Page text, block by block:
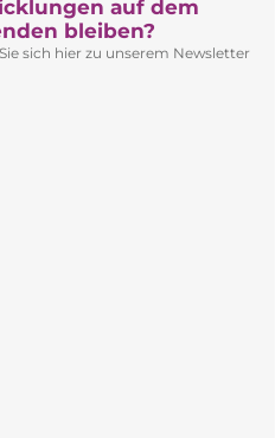
auf dem
bleiben?​
sich hier zu unserem Newsletter